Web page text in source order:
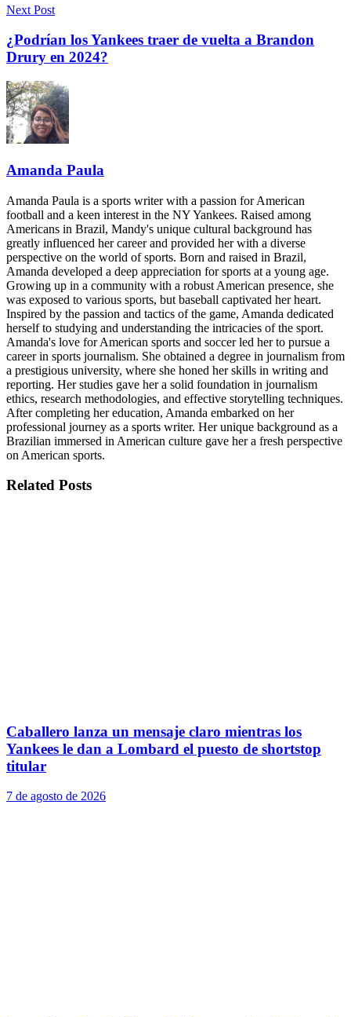
Next Post
¿Podrían los Yankees traer de vuelta a Brandon
Drury en 2024?
Amanda Paula
Amanda Paula is a sports writer with a passion for American
football and a keen interest in the NY Yankees. Raised among
Americans in Brazil, Mandy's unique cultural background has
greatly influenced her career and provided her with a diverse
perspective on the world of sports. Born and raised in Brazil,
Amanda developed a deep appreciation for sports at a young age.
Growing up in a community with a robust American presence, she
was exposed to various sports, but baseball captivated her heart.
Inspired by the passion and tactics of the game, Amanda dedicated
herself to studying and understanding the intricacies of the sport.
Amanda's love for American sports and soccer led her to pursue a
career in sports journalism. She obtained a degree in journalism from
a prestigious university, where she honed her skills in writing and
reporting. Her studies gave her a solid foundation in journalism
ethics, research methodologies, and effective storytelling techniques.
After completing her education, Amanda embarked on her
professional journey as a sports writer. Her unique background as a
Brazilian immersed in American culture gave her a fresh perspective
on American sports.
Related Posts
Caballero lanza un mensaje claro mientras los
Yankees le dan a Lombard el puesto de shortstop
titular
7 de agosto de 2026